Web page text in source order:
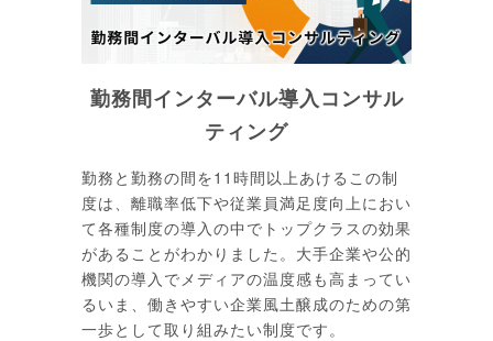
勤務間インターバル導入コンサル
ティング
勤務と勤務の間を11時間以上あけるこの制
度は、離職率低下や従業員満足度向上におい
て各種制度の導入の中でトップクラスの効果
があることがわかりました。大手企業や公的
機関の導入でメディアの温度感も高まってい
るいま、働きやすい企業風土醸成のための第
一歩として取り組みたい制度です。